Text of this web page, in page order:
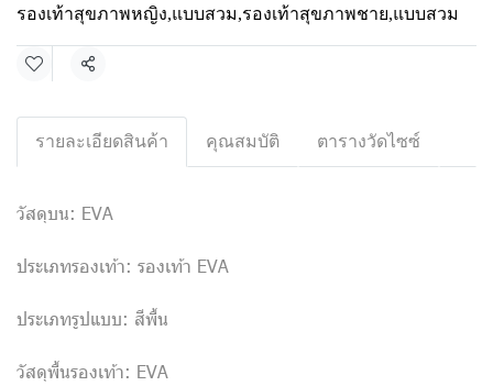
รองเท้าสุขภาพหญิง,แบบสวม,รองเท้าสุขภาพชาย,แบบสวม
แชร์
รายละเอียดสินค้า คุณสมบัติ ตารางวัดไซซ์
วัสดุบน: EVA
ประเภทรองเท้า: รองเท้า EVA
ประเภทรูปแบบ: สีพื้น
วัสดุพื้นรองเท้า: EVA